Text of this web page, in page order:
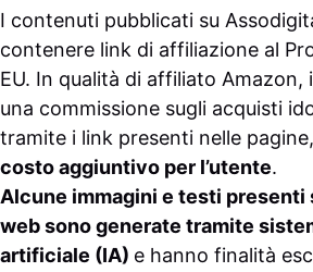
I contenuti pubblicati su
contenere link di affiliazione al
EU. In qualità di affiliato Amazon,
una commissione sugli acquisti
tramite i link presenti nelle pagine,
costo aggiuntivo per l’utente.
Alcune immagini e testi presenti
web sono generate tramite
artificiale (IA) e hanno finalità